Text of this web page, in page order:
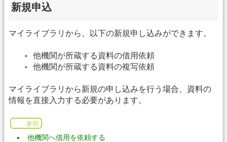
新規申込
マイライブラリから、以下の新規申し込みができます。
他機関が所蔵する資料の借用依頼
他機関が所蔵する資料の複写依頼
マイライブラリから新規の申し込みを行う場合、資料の
情報を直接入力する必要があります。
参照
他機関へ借用を依頼する